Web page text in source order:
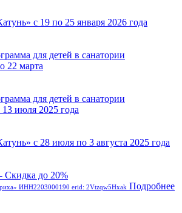
с 19 по 25 января 2026 года
для детей в санатории
22 марта
для детей в санатории
июля 2025 года
с 28 июля по 3 августа 2025 года
Скидка до 20%
ИНН2203000190 erid: 2Vtzqw5Hxak Подробнее